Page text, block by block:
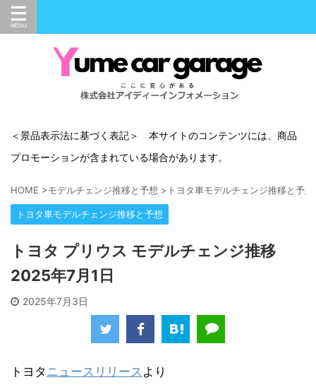
＜景品表示法に基づく表記＞ 本サイトのコンテンツには、商品
プロモーションが含まれている場合があります。
HOME >モデルチェンジ推移と予想 > トヨタ車モデルチェンジ推移と予想
トヨタ車モデルチェンジ推移と予想
トヨタ プリウス モデルチェンジ推移
2025年7月1日
2025年7月3日
トヨタ ニュースリリース より